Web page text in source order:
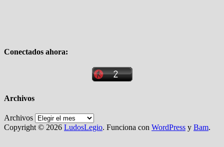
Conectados ahora:
Archivos
Archivos
Copyright © 2026 LudosLegio. Funciona con WordPress y Bam.